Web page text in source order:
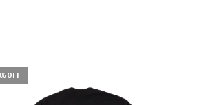
% OFF